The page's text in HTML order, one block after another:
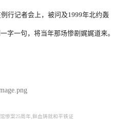
行记者会上，被问及1999年北约轰
字一句，将当年那场惨剧娓娓道来。
惨案25周年,鲜血铸就和平铁证